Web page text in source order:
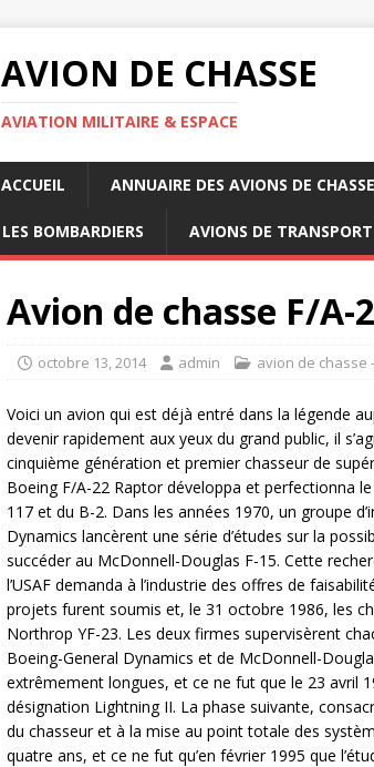
AVION DE CHASSE
AVIATION MILITAIRE & ESPACE
ACCUEIL ANNUAIRE DES AVIONS DE CHASSE
LES BOMBARDIERS AVIONS DE TRANSPORT
Avion de chasse F/
octobre 13, 2014 admin avion de chasse
Voici un avion qui est déjà entré dans la légende
devenir rapidement aux yeux du grand public, il
cinquième génération et premier chasseur de
Boeing F/A-22 Raptor développa et perfectionna
117 et du B-2. Dans les années 1970, un groupe
Dynamics lancèrent une série d’études sur la
succéder au McDonnell-Douglas F-15. Cette
l’USAF demanda à l’industrie des offres de
projets furent soumis et, le 31 octobre 1986, les
Northrop YF-23. Les deux firmes supervisèrent
Boeing-General Dynamics et de McDonnell-
extrêmement longues, et ce ne fut que le 23 avril
désignation Lightning II. La phase suivante,
du chasseur et à la mise au point totale des
quatre ans, et ce ne fut qu’en février 1995 que